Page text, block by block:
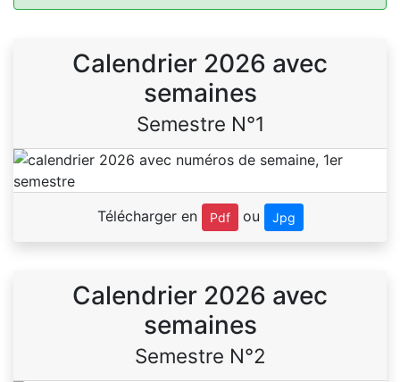
Calendrier 2026 avec
semaines
Semestre N°1
Télécharger en Pdf ou Jpg
Calendrier 2026 avec
semaines
Semestre N°2